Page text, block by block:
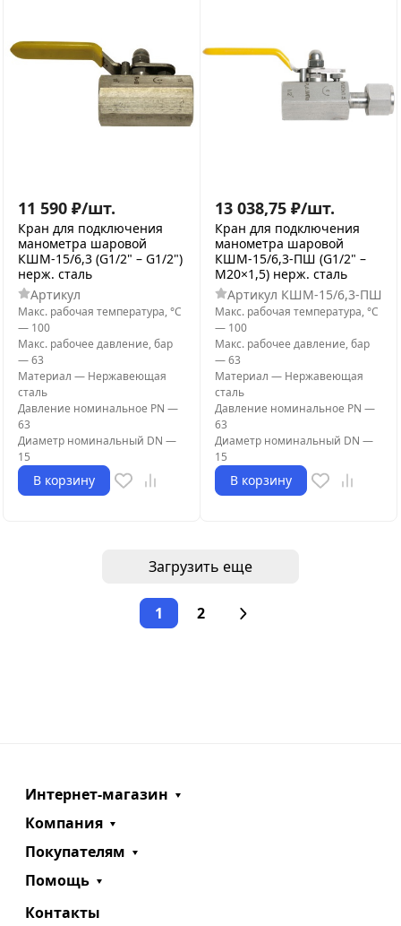
11 590 ₽/шт.
Кран для подключения
манометра шаровой
КШМ-15/6,3 (G1/2" – G1/2")
нерж. сталь
Артикул
Макс. рабочая температура, °С
— 100
Макс. рабочее давление, бар
—63
Материал — Нержавеющая
сталь
Давление номинальное PN —
63
Диаметр номинальный DN —
15
В корзину
13 038,75 ₽/шт.
Кран для подключения
манометра шаровой
КШМ-15/6,3-ПШ (G1/2" –
М20×1,5) нерж. сталь
Артикул КШМ-15/6,3-ПШ
Макс. рабочая температура, °С
— 100
Макс. рабочее давление, бар
—63
Материал — Нержавеющая
сталь
Давление номинальное PN —
63
Диаметр номинальный DN —
15
В корзину
Загрузить еще
1 2
Интернет-магазин
Компания
Покупателям
Помощь
Контакты